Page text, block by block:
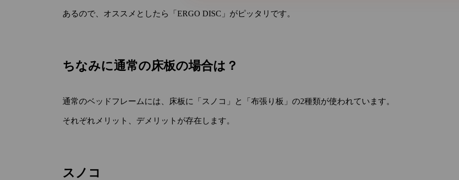
あるので、オススメとしたら「ERGO DISC」がピッタリです。
ちなみに通常の床板の場合は？
通常のベッドフレームには、床板に「スノコ」と「布張り板」の2種類が使われています。
それぞれメリット、デメリットが存在します。
スノコ